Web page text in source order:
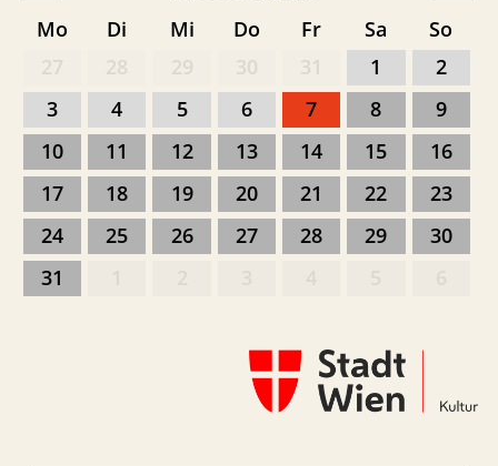
Mo Di Mi Do Fr Sa
So
1
2
3
4 5 6 7 8
9
10
11 12 13 14 15
16
17
18 19 20 21 22
23
24
25 26 27 28 29
30
31